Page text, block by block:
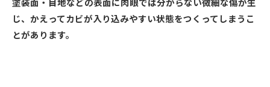
塗装面・目地などの表面に肉眼では分からない微細な傷が生
じ、かえってカビが入り込みやすい状態をつくってしまうこ
とがあります。